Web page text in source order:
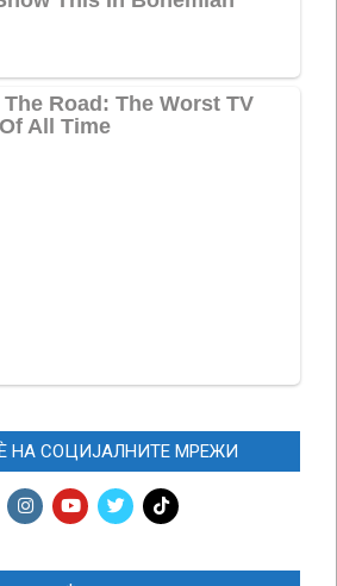
НА СОЦИЈАЛНИТЕ МРЕЖИ